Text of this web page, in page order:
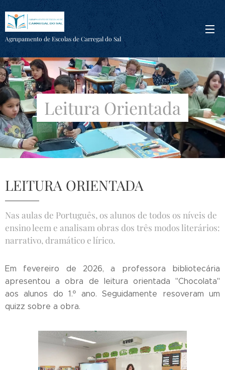
Agrupamento de Escolas de Carregal do Sal
Leitura Orientada
LEITURA ORIENTADA
Nas aulas de Português, os alunos de todos os níveis de
ensino leem e analisam obras dos três modos literários:
narrativo, dramático e lírico.
Em fevereiro de 2026, a professora bibliotecária
apresentou a obra de leitura orientada "Chocolata"
aos alunos do 1.º ano. Seguidamente resoveram um
quizz sobre a obra.